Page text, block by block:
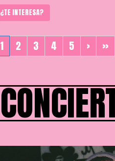
¿TE INTERESA?
1 2 3 4 5 › »